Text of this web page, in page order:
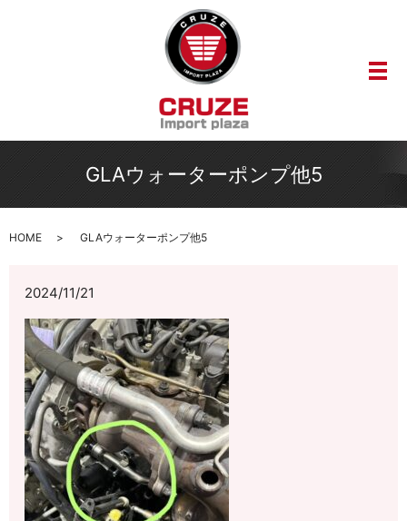
メ
GLAウォーターポンプ他5
HOME GLAウォーターポンプ他5
2024/11/21